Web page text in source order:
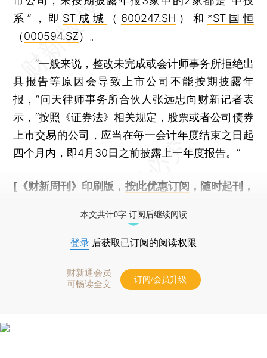
系”，即 ST成城 （ 600247.SH ）和 *ST国恒
（000594.SZ）。
“一般来说，整改未完成或会计师事务所拒绝出
具报告等原因会导致上市公司不能按期披露年
报，”问天律师事务所合伙人张远忠向财新记者表
示，“按照《证券法》相关规定，股票或者公司债券
上市交易的公司，应当在每一会计年度结束之日起
四个月内，即4月30日之前披露上一年度报告。”
[《财新周刊》印刷版， 按此优惠订阅 ，随时起刊，
本文共计0字 订阅后继续阅读
登录 后获取已订阅的阅读权限
财新通会员
可畅读全文
订阅/会员升级